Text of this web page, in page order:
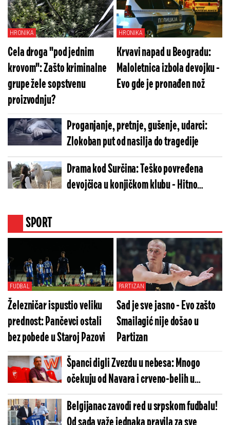
HRONIKA
Cela droga "pod jednim
krovom": Zašto kriminalne
grupe žele sopstvenu
proizvodnju?
HRONIKA
Krvavi napad u Beogradu:
Maloletnica izbola devojku -
Evo gde je pronađen nož
Proganjanje, pretnje, gušenje, udarci:
Zlokoban put od nasilja do tragedije
Drama kod Surčina: Teško povređena
devojčica u konjičkom klubu - Hitno
SPORT
FUDBAL
Železničar ispustio veliku
prednost: Pančevci ostali
bez pobede u Staroj Pazovi
PARTIZAN
Sad je sve jasno - Evo zašto
Smailagić nije došao u
Partizan
Španci digli Zvezdu u nebesa: Mnogo
očekuju od Navara i crveno-belih u
Evroligi
Belgijanac zavodi red u srpskom fudbalu!